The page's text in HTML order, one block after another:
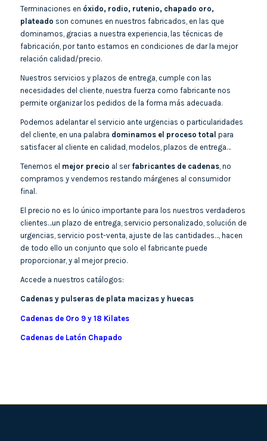
Terminaciones en óxido, rodio, rutenio, chapado oro,
plateado son comunes en nuestros fabricados, en las que
dominamos, gracias a nuestra experiencia, las técnicas de
fabricación, por tanto estamos en condiciones de dar la mejor
relación calidad/precio.
Nuestros servicios y plazos de entrega, cumple con las
necesidades del cliente, nuestra fuerza como fabricante nos
permite organizar los pedidos de la forma más adecuada.
Podemos adelantar el servicio ante urgencias o particularidades
del cliente, en una palabra dominamos el proceso total para
satisfacer al cliente en calidad, modelos, plazos de entrega…
Tenemos el mejor precio al ser fabricantes de cadenas, no
compramos y vendemos restando márgenes al consumidor
final.
El precio no es lo único importante para los nuestros verdaderos
clientes…un plazo de entrega, servicio personalizado, solución de
urgencias, servicio post-venta, ajuste de las cantidades…, hacen
de todo ello un conjunto que solo el fabricante puede
proporcionar, y al mejor precio.
Accede a nuestros catálogos:
Cadenas y pulseras de plata macizas y huecas
Cadenas de Oro 9 y 18 Kilates
Cadenas de Latón Chapado